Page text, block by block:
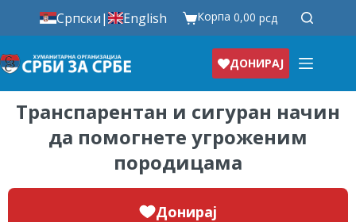
Српски| English Корпа0,00рсд
ДОНИРАЈ
Транспарентан и сигуран начин
да помогнете угроженим
породицама
Донирај